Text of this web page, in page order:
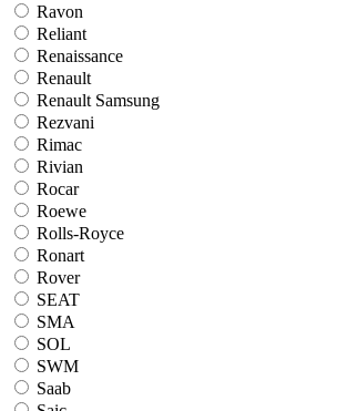
Ravon
Reliant
Renaissance
Renault
Renault Samsung
Rezvani
Rimac
Rivian
Rocar
Roewe
Rolls-Royce
Ronart
Rover
SEAT
SMA
SOL
SWM
Saab